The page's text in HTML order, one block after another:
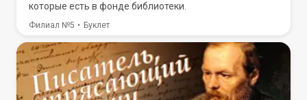
которые есть в фонде библиотеки.
Филиал №5 Буклет